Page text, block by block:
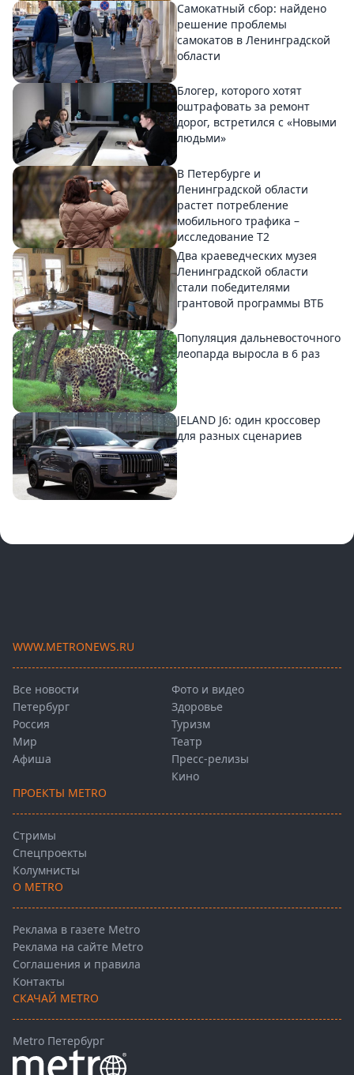
Самокатный сбор: найдено
решение проблемы
самокатов в Ленинградской
области
Блогер, которого хотят
оштрафовать за ремонт
дорог, встретился с «Новыми
людьми»
В Петербурге и
Ленинградской области
растет потребление
мобильного трафика –
исследование T2
Два краеведческих музея
Ленинградской области
стали победителями
грантовой программы ВТБ
Популяция дальневосточного
леопарда выросла в 6 раз
JELAND J6: один кроссовер
для разных сценариев
WWW.METRONEWS.RU
Все новости
Петербург
Россия
Мир
Афиша
Фото и видео
Здоровье
Туризм
Театр
Пресс-релизы
Кино
ПРОЕКТЫ METRO
Стримы
Спецпроекты
Колумнисты
О METRO
Реклама в газете Metro
Реклама на сайте Metro
Соглашения и правила
Контакты
СКАЧАЙ METRO
Metro Петербург